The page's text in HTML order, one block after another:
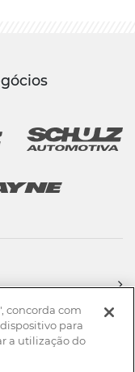
concorda com
para
a utilização do